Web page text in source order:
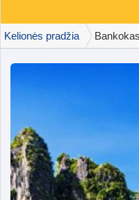
Kelionės pradžia Bankokas